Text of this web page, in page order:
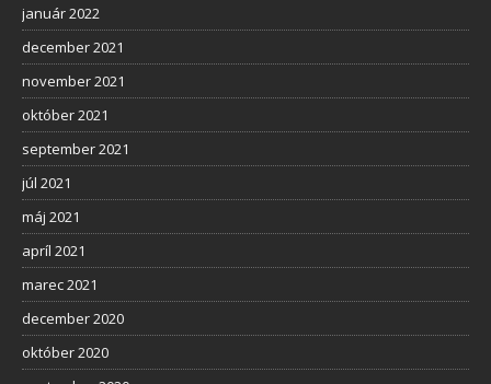
január 2022
december 2021
november 2021
október 2021
september 2021
júl 2021
máj 2021
apríl 2021
marec 2021
december 2020
október 2020